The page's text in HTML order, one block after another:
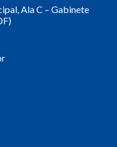
Ala C – Gabinete